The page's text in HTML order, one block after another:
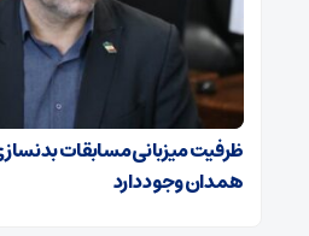
ظرفیت میزبانی مسابقات
همدان وجود دارد